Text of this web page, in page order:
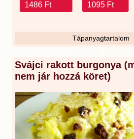
1486 Ft 1095 Ft
Tápanyagtartalom
Svájci rakott burgonya
nem jár hozzá köret)